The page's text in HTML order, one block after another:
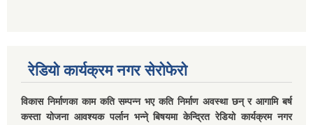
रेडियो कार्यक्रम नगर सेरोफेरो
विकास निर्माणका काम कति सम्पन्न भए कति निर्माण अवस्था छन् र आगामि बर्ष
कस्ता योजना आवश्यक पर्लान भन्ने् बिषयमा केन्द्रित रेडियो कार्यक्रम नगर